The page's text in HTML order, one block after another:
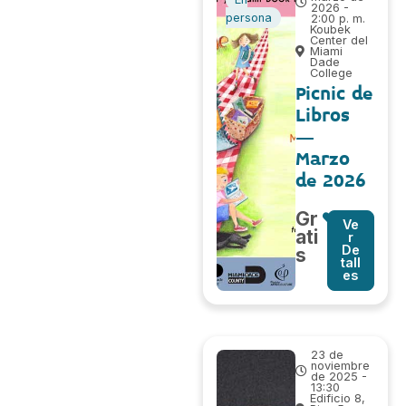
persona
2026 -
2:00 p. m.
Koubek
Center del
Miami
Dade
College
Picnic de
Libros
–
Marzo
de 2026
Gr
ati
s
Ve
r
De
tall
es
23 de
noviembre
de 2025 -
13:30
Edificio 8,